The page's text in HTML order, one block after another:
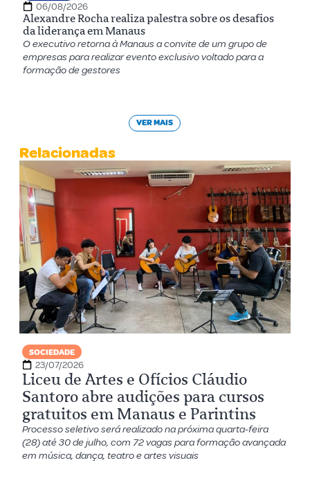
06/08/2026
Alexandre Rocha realiza palestra sobre os desafios
da liderança em Manaus
O executivo retorna à Manaus a convite de um grupo de
empresas para realizar evento exclusivo voltado para a
formação de gestores
VER MAIS
Relacionadas
SOCIEDADE
23/07/2026
Liceu de Artes e Ofícios Cláudio
Santoro abre audições para cursos
gratuitos em Manaus e Parintins
Processo seletivo será realizado na próxima quarta-feira
(28) até 30 de julho, com 72 vagas para formação avançada
em música, dança, teatro e artes visuais